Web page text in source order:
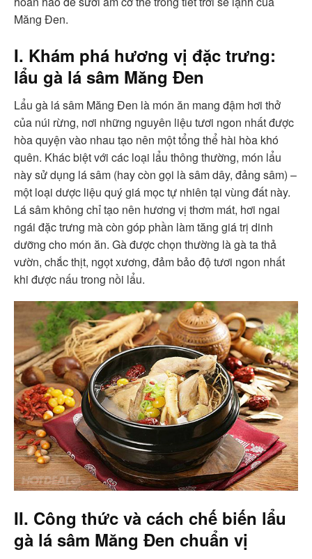
Măng Đen.
I. Khám phá hương vị đặc trưng:
lẩu gà lá sâm Măng Đen
Lẩu gà lá sâm Măng Đen là món ăn mang đậm hơi thở
của núi rừng, nơi những nguyên liệu tươi ngon nhất được
hòa quyện vào nhau tạo nên một tổng thể hài hòa khó
quên. Khác biệt với các loại lẩu thông thường, món lẩu
này sử dụng lá sâm (hay còn gọi là sâm dây, đảng sâm) –
một loại dược liệu quý giá mọc tự nhiên tại vùng đất này.
Lá sâm không chỉ tạo nên hương vị thơm mát, hơi ngai
ngái đặc trưng mà còn góp phần làm tăng giá trị dinh
dưỡng cho món ăn. Gà được chọn thường là gà ta thả
vườn, chắc thịt, ngọt xương, đảm bảo độ tươi ngon nhất
khi được nấu trong nồi lẩu.
II. Công thức và cách chế biến lẩu
gà lá sâm Măng Đen chuẩn vị